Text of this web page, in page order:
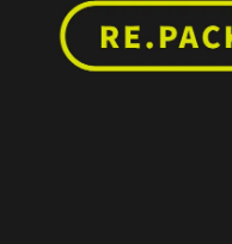
有時間差。
同可能略有差異。
。
時間可能延後 1–2 日。